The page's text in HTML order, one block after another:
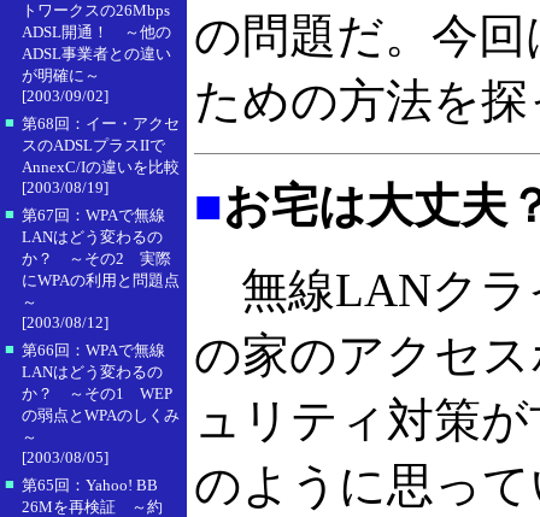
トワークスの26Mbps
ADSL開通！ ～他の
ADSL事業者との違い
が明確に～
[2003/09/02]
■ 第68回：イー・アクセ
スのADSLプラスIIで
AnnexC/Iの違いを比較
[2003/08/19]
■ 第67回：WPAで無線
LANはどう変わるの
か？ ～その2 実際
にWPAの利用と問題点
～
[2003/08/12]
■ 第66回：WPAで無線
LANはどう変わるの
か？ ～その1 WEP
の弱点とWPAのしくみ
～
[2003/08/05]
■ 第65回：Yahoo! BB
26Mを再検証 ～約
の問題だ。今
ための方法を
■お宅は大丈夫
無線LANクラ
の家のアクセ
ュリティ対策
のように思っ